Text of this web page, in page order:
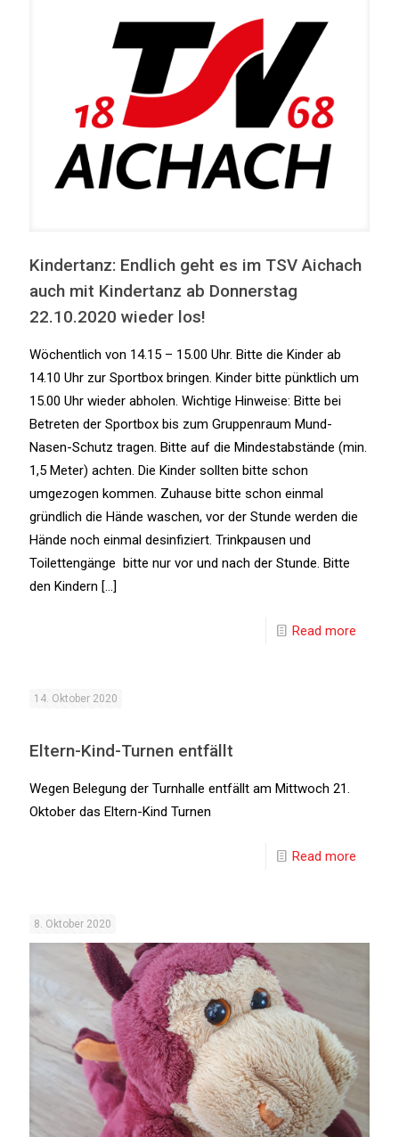
Kindertanz: Endlich geht es im TSV Aichach
auch mit Kindertanz ab Donnerstag
22.10.2020 wieder los!
Wöchentlich von 14.15 – 15.00 Uhr. Bitte die Kinder ab
14.10 Uhr zur Sportbox bringen. Kinder bitte pünktlich um
15.00 Uhr wieder abholen. Wichtige Hinweise: Bitte bei
Betreten der Sportbox bis zum Gruppenraum Mund-
Nasen-Schutz tragen. Bitte auf die Mindestabstände (min.
1,5 Meter) achten. Die Kinder sollten bitte schon
umgezogen kommen. Zuhause bitte schon einmal
gründlich die Hände waschen, vor der Stunde werden die
Hände noch einmal desinfiziert. Trinkpausen und
Toilettengänge bitte nur vor und nach der Stunde. Bitte
den Kindern […]
Read more
14. Oktober 2020
Eltern-Kind-Turnen entfällt
Wegen Belegung der Turnhalle entfällt am Mittwoch 21.
Oktober das Eltern-Kind Turnen
Read more
8. Oktober 2020